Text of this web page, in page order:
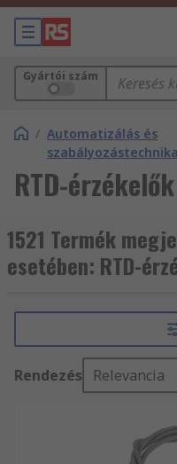
Gyártói szám
/ Automatizálás és
szabályozástechnika
RTD-érzékelők
1521 Termék
esetében: RTD-
Rendezés Relevancia